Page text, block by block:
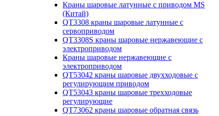
Краны шаровые латунные с приводом MS
(Китай)
QT3308 краны шаровые латунные с
сервоприводом
QT3308S краны шаровые нержавеющие с
электроприводом
Краны шаровые нержавеющие с
электроприводом
QT53042 краны шаровые двухходовые с
регулирующим приводом
QT53043 краны шаровые трехходовые
регулирующие
QT73062 краны шаровые обратная связь